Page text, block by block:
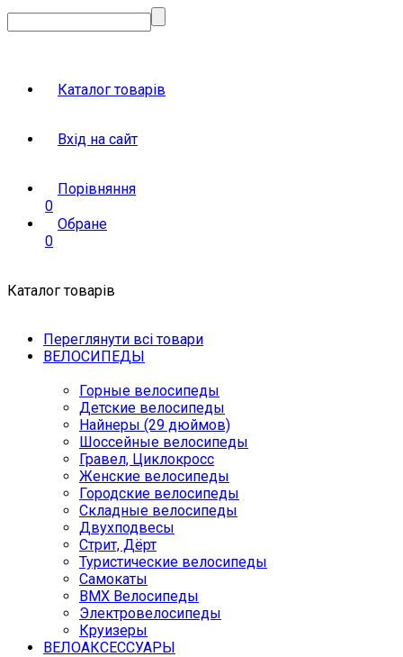
Каталог товарів
Вхід на сайт
Порівняння
0
Обране
0
Каталог товарів
Переглянути всі товари
ВЕЛОСИПЕДЫ
Горные велосипеды
Детские велосипеды
Найнеры (29 дюймов)
Шоссейные велосипеды
Гравел, Циклокросс
Женские велосипеды
Городcкие велосипеды
Складные велосипеды
Двухподвесы
Стрит, Дёрт
Туристические велосипеды
Самокаты
BMX Велосипеды
Электровелосипеды
Круизеры
ВЕЛОАКСЕССУАРЫ